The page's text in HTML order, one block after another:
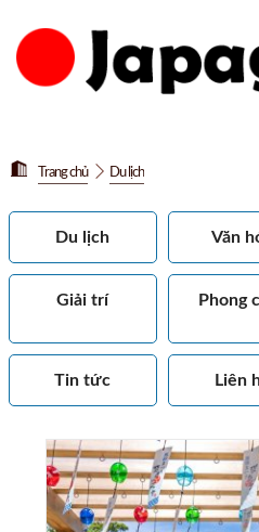
Trang chủ Du lịch
Du lịch Văn
Giải trí Phong
Tin tức Liên